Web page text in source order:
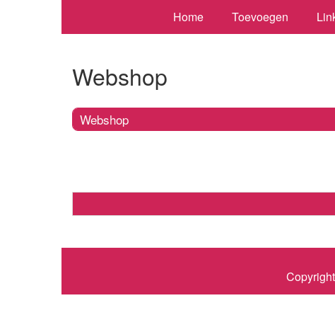
Home Toevoegen
Webshop
Webshop